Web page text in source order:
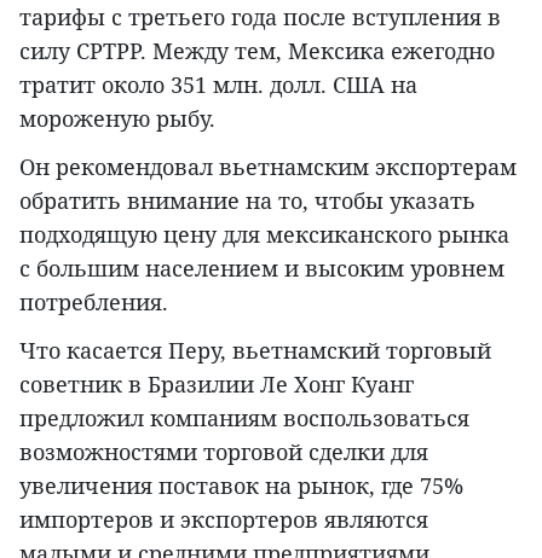
тарифы с третьего года после вступления в
силу CPTPP. Между тем, Мексика ежегодно
тратит около 351 млн. долл. США на
мороженую рыбу.
Он рекомендовал вьетнамским экспортерам
обратить внимание на то, чтобы указать
подходящую цену для мексиканского рынка
с большим населением и высоким уровнем
потребления.
Что касается Перу, вьетнамский торговый
советник в Бразилии Ле Хонг Куанг
предложил компаниям воспользоваться
возможностями торговой сделки для
увеличения поставок на рынок, где 75%
импортеров и экспортеров являются